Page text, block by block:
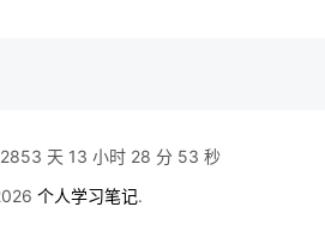
天 13 小时 28 分 54 秒
个人学习笔记.